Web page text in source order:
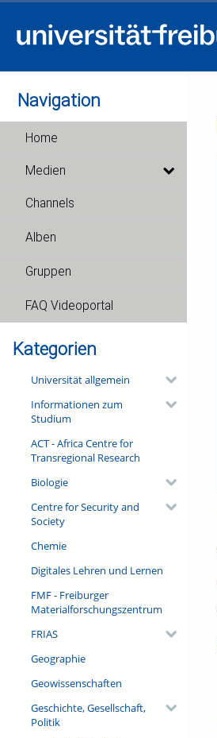
Navigation
Home
Medien
Channels
Alben
Gruppen
FAQ Videoportal
Kategorien
Universität allgemein
Informationen zum
Studium
ACT - Africa Centre for
Transregional Research
Biologie
Centre for Security and
Society
Chemie
Digitales Lehren und Lernen
FMF - Freiburger
Materialforschungszentrum
FRIAS
Geographie
Geowissenschaften
Geschichte, Gesellschaft,
Politik